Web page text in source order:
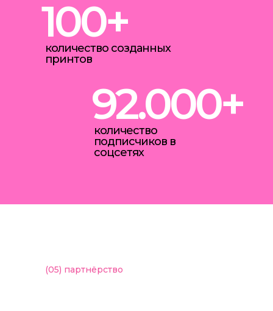
92.000+
количество
подписчиков в
соцсетях
100+
количество созданных
принтов
(05) партнёрство